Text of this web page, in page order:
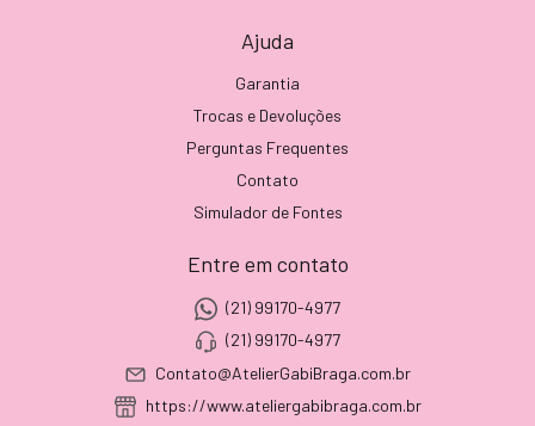
Ajuda
Garantia
Trocas e Devoluções
Perguntas Frequentes
Contato
Simulador de Fontes
Entre em contato
(21) 99170-4977
(21) 99170-4977
Contato@AtelierGabiBraga.com.br
https://www.ateliergabibraga.com.br